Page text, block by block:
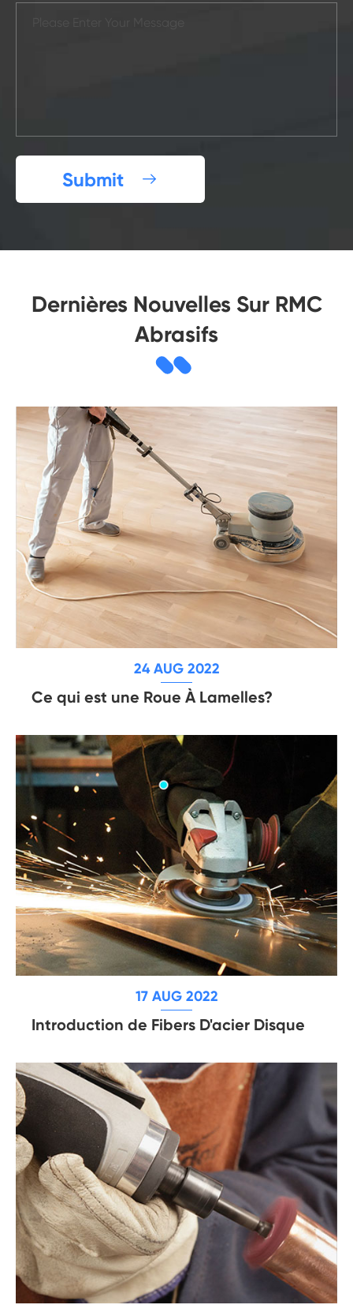
Submit 
Dernières Nouvelles Sur RMC
Abrasifs
24 AUG 2022
Ce qui est une Roue À Lamelles?
17 AUG 2022
Introduction de Fibers D'acier Disque